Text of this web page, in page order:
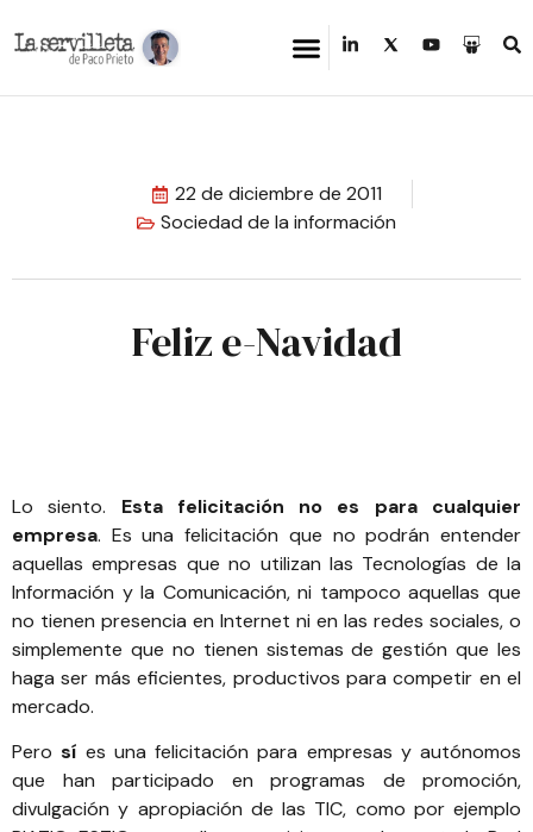
22 de diciembre de 2011
Sociedad de la información
Feliz e-Navidad
Lo siento. Esta felicitación no es para cualquier
empresa. Es una felicitación que no podrán entender
aquellas empresas que no utilizan las Tecnologías de la
Información y la Comunicación, ni tampoco aquellas que
no tienen presencia en Internet ni en las redes sociales, o
simplemente que no tienen sistemas de gestión que les
haga ser más eficientes, productivos para competir en el
mercado.
Perosí es una felicitación para empresas y autónomos
que han participado en programas de promoción,
divulgación y apropiación de las TIC, como por ejemplo